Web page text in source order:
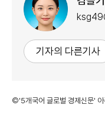
기자의 다른기사
©'5개국어 글로벌 경제신문' 아